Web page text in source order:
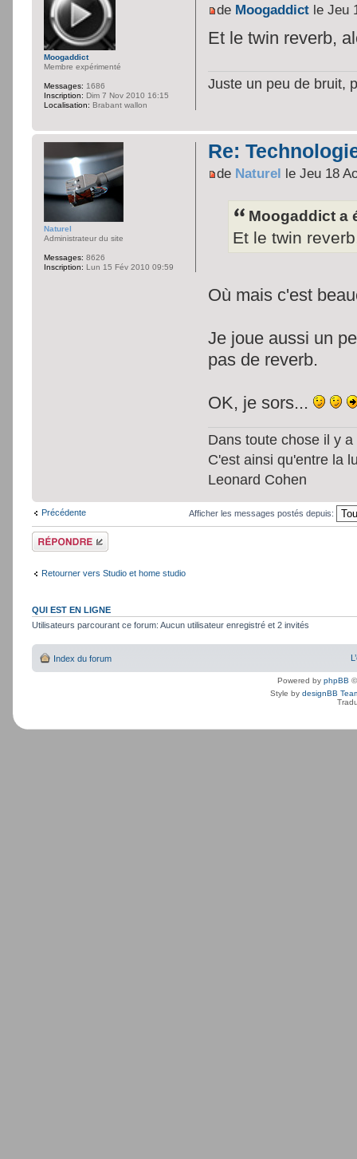
de Moogaddict le Jeu
Et le twin reverb,
Juste un peu de bruit,
Moogaddict
Membre expérimenté
Messages: 1686
Inscription: Dim 7 Nov 2010 16:15
Localisation: Brabant wallon
Re:
de Naturel le Jeu 18
Moogaddict a
Et le twin
Où mais c'est
Je joue aussi un
pas de reverb.
OK, je sors...
Dans toute chose il y
C'est ainsi qu'entre la
Leonard Cohen
Naturel
Administrateur du site
Messages: 8626
Inscription: Lun 15 Fév 2010 09:59
Précédente Afficher les messages postés depuis:
Répondre
Retourner vers Studio et home studio
QUI EST EN LIGNE
Utilisateurs parcourant ce forum: Aucun utilisateur enregistré et 2 invités
Index du forum
Powered by phpBB
Style by designBB